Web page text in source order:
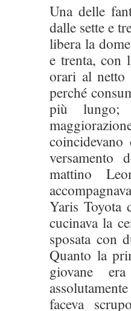
Una delle
dalle sette e
libera la
e trenta, con
orari al netto
perché
più
versamento
mattino
Yaris Toyota
cucinava la
sposata con
Quanto la
giovane
faceva